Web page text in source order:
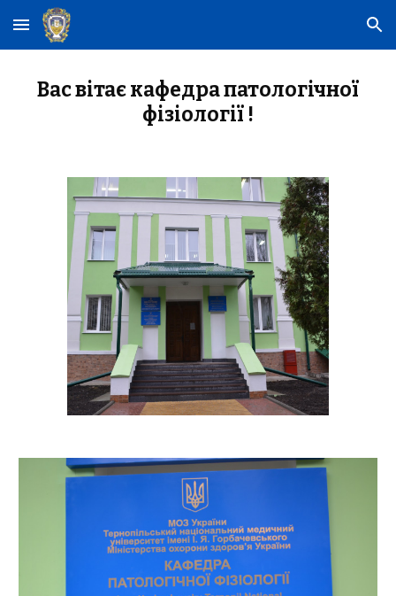
Skip to main content Skip to navigation
Вас вітає кафедра патологічної
фізіології !